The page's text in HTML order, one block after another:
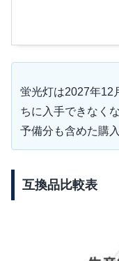
蛍光灯は2027年12
ちに入手できなく
予備分も含めた購
互換品比較表